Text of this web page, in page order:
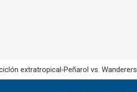
extratropical Peñarol vs. Wanderers